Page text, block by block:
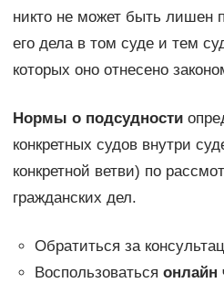
никто не может быть лишен
его дела в том суде и тем
которых оно отнесено
Нормы о подсудности
конкретных судов внутри
конкретной ветви) по
гражданских дел.
Обратиться за
Воспользоваться онлайн